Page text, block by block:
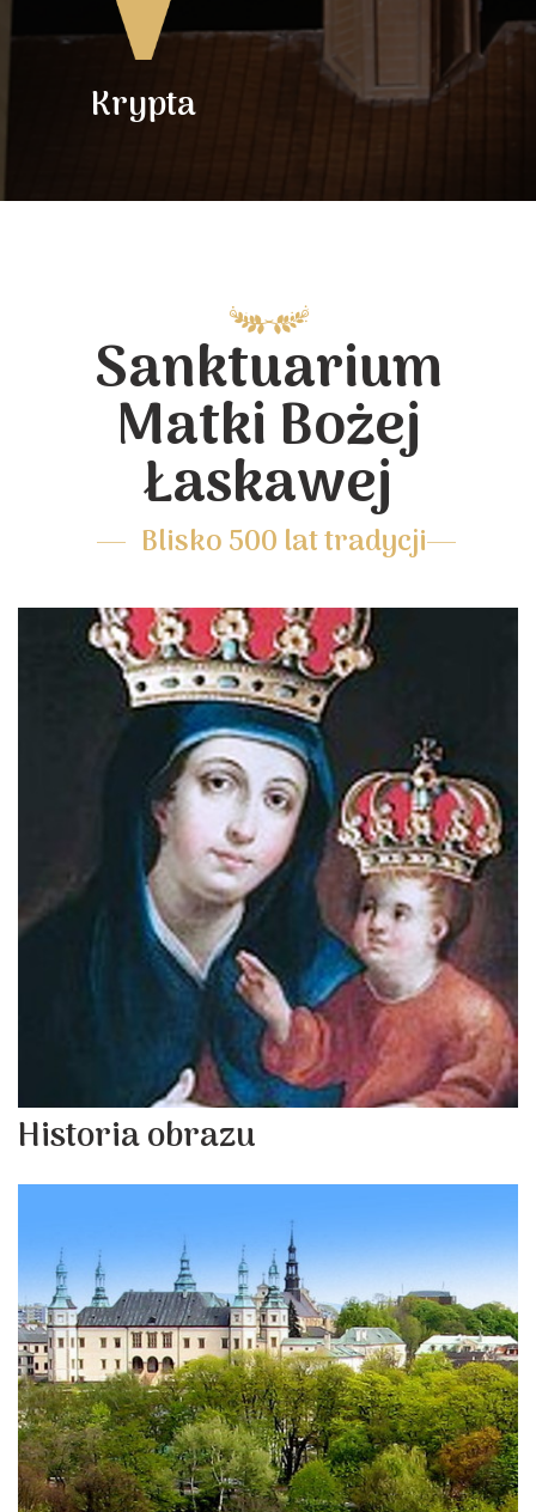
Krypta
Sanktuarium
Matki Bożej
Łaskawej
Blisko 500 lat tradycji
Historia obrazu